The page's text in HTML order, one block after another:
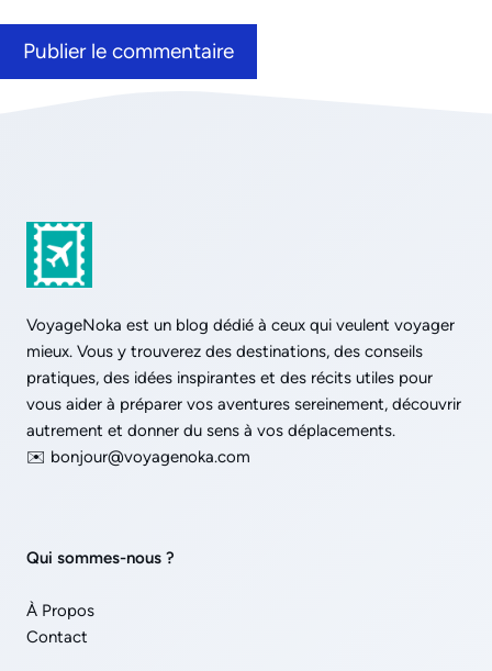
VoyageNoka est un blog dédié à ceux qui veulent voyager
mieux. Vous y trouverez des destinations, des conseils
pratiques, des idées inspirantes et des récits utiles pour
vous aider à préparer vos aventures sereinement, découvrir
autrement et donner du sens à vos déplacements.
✉️ bonjour@voyagenoka.com
Qui sommes-nous ?
À Propos
Contact